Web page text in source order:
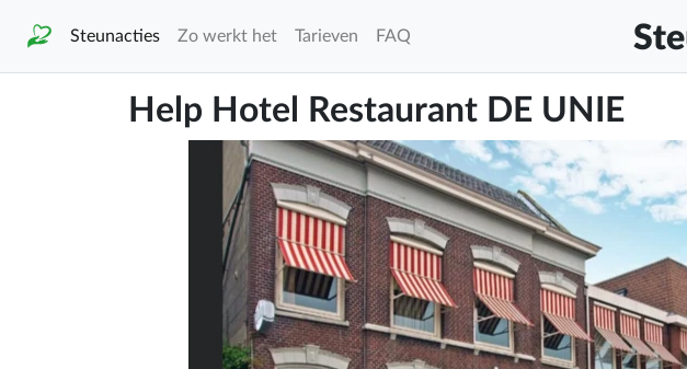
Steunacties Zo werkt het Tarieven FAQ
Help Hotel Restaurant DE UNIE